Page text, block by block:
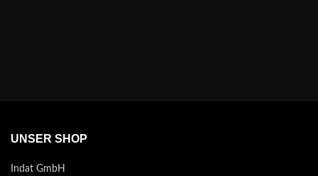
UNSER SHOP
Indat GmbH